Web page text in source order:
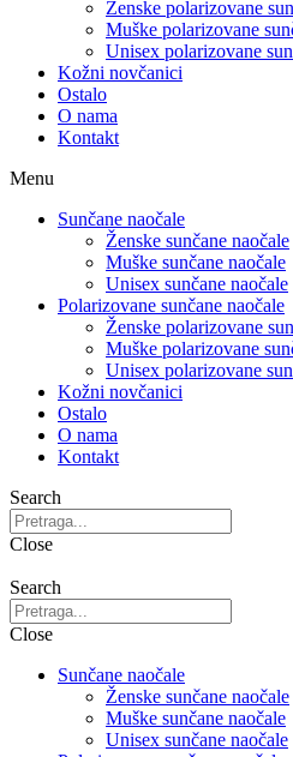
Ženske polarizovane
Muške polarizovane
Unisex polarizovane
Kožni novčanici
Ostalo
O nama
Kontakt
Menu
Sunčane naočale
Ženske sunčane naočale
Muške sunčane naočale
Unisex sunčane naočale
Polarizovane sunčane naočale
Ženske polarizovane
Muške polarizovane
Unisex polarizovane
Kožni novčanici
Ostalo
O nama
Kontakt
Search
Close
Search
Close
Sunčane naočale
Ženske sunčane naočale
Muške sunčane naočale
Unisex sunčane naočale